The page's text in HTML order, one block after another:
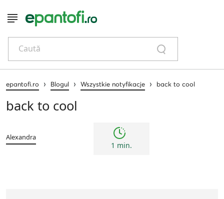
Caută
epantofi.ro › Blogul › Wszystkie notyfikacje › back to cool
back to cool
Alexandra
1 min.